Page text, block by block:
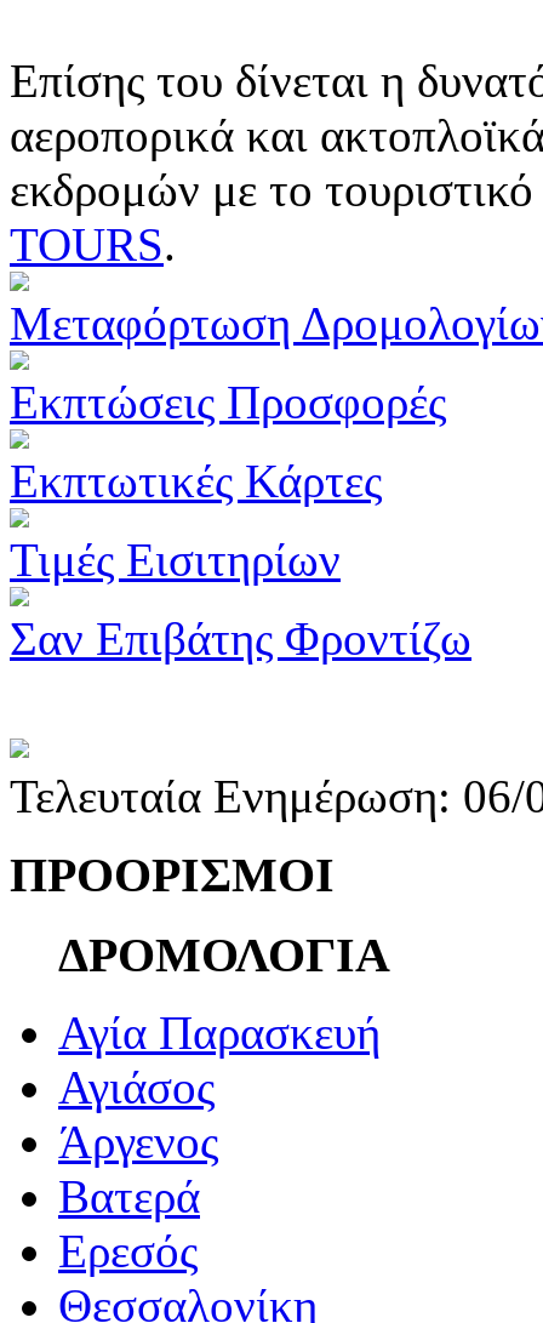
Επίσης του δίνεται η
αεροπορικά και
εκδρομών με το
TOURS.
Μεταφόρτωση
Εκπτώσεις Προσφορές
Εκπτωτικές Κάρτες
Τιμές Εισιτηρίων
Σαν Επιβάτης Φροντίζω
Τελευταία Ενημέρωση:
ΠΡΟΟΡΙΣΜΟΙ
ΔΡΟΜΟΛΟΓΙΑ
Αγία Παρασκευή
Αγιάσος
Άργενος
Βατερά
Ερεσός
Θεσσαλονίκη